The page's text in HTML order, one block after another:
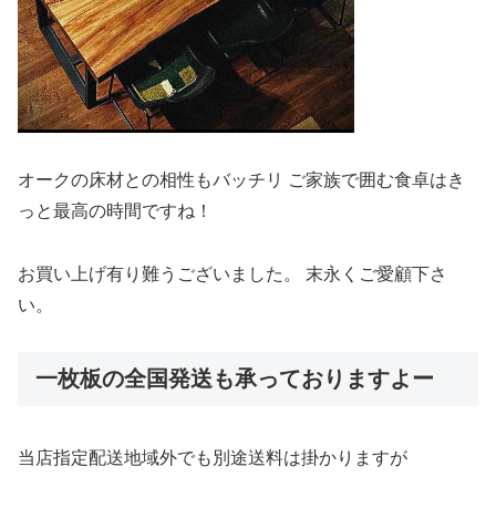
オークの床材との相性もバッチリ ご家族で囲む食卓はき
っと最高の時間ですね！
お買い上げ有り難うございました。 末永くご愛顧下さ
い。
一枚板の全国発送も承っておりますよー
当店指定配送地域外でも別途送料は掛かりますが